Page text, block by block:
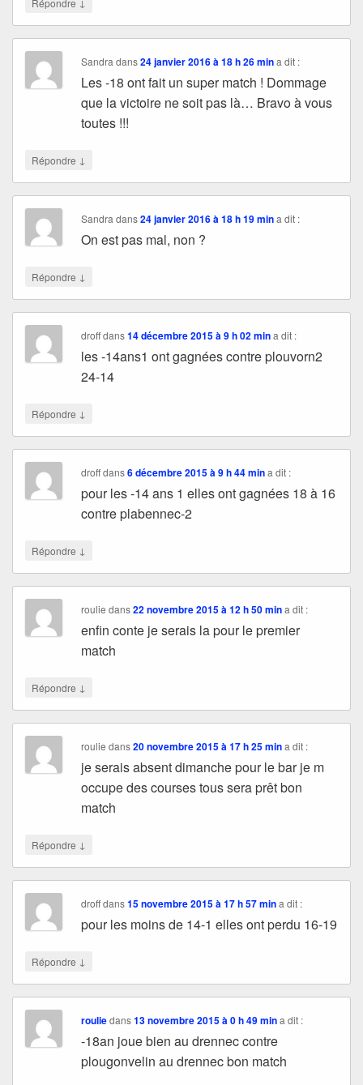
Répondre
Sandra dans24 janvier 2016 à 18 h 26 min a dit :
Les -18 ont fait un super match ! Dommage
que la victoire ne soit pas là… Bravo à vous
toutes !!!
Répondre ↓
Sandra dans24 janvier 2016 à 18 h 19 min a dit :
On est pas mal, non ?
Répondre ↓
droffdans14 décembre 2015 à 9 h 02 min a dit :
les -14ans1 ont gagnées contre plouvorn2
24-14
Répondre ↓
droffdans6 décembre 2015 à 9 h 44 min a dit :
pour les -14 ans 1 elles ont gagnées 18 à 16
contre plabennec-2
Répondre ↓
roulie dans22 novembre 2015 à 12 h 50 min a dit :
enfin conte je serais la pour le premier
match
Répondre ↓
roulie dans20 novembre 2015 à 17 h 25 min a dit :
je serais absent dimanche pour le bar je m
occupe des courses tous sera prêt bon
match
Répondre ↓
droffdans15 novembre 2015 à 17 h 57 min a dit :
pour les moins de 14-1 elles ont perdu 16-19
Répondre ↓
rouliedans13 novembre 2015 à 0 h 49 min a dit :
-18an joue bien au drennec contre
plougonvelin au drennec bon match